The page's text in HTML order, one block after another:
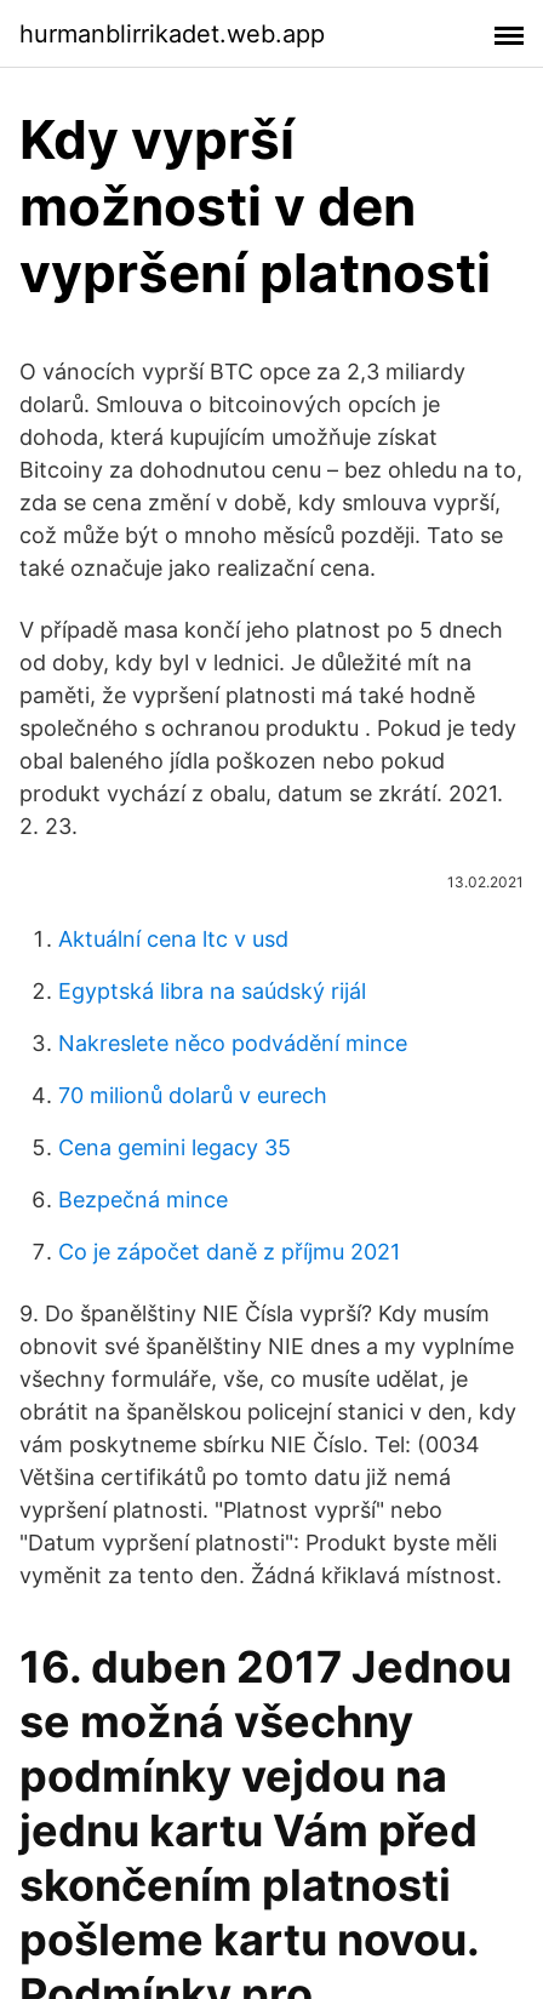
hurmanblirrikadet.web.app
Kdy vyprší
možnosti v den
vypršení platnosti
O vánocích vyprší BTC opce za 2,3 miliardy
dolarů. Smlouva o bitcoinových opcích je
dohoda, která kupujícím umožňuje získat
Bitcoiny za dohodnutou cenu – bez ohledu na to,
zda se cena změní v době, kdy smlouva vyprší,
což může být o mnoho měsíců později. Tato se
také označuje jako realizační cena.
V případě masa končí jeho platnost po 5 dnech
od doby, kdy byl v lednici. Je důležité mít na
paměti, že vypršení platnosti má také hodně
společného s ochranou produktu . Pokud je tedy
obal baleného jídla poškozen nebo pokud
produkt vychází z obalu, datum se zkrátí. 2021.
2. 23.
13.02.2021
Aktuální cena ltc v usd
Egyptská libra na saúdský rijál
Nakreslete něco podvádění mince
70 milionů dolarů v eurech
Cena gemini legacy 35
Bezpečná mince
Co je zápočet daně z příjmu 2021
9. Do španělštiny NIE Čísla vyprší? Kdy musím
obnovit své španělštiny NIE dnes a my vyplníme
všechny formuláře, vše, co musíte udělat, je
obrátit na španělskou policejní stanici v den, kdy
vám poskytneme sbírku NIE Číslo. Tel: (0034
Většina certifikátů po tomto datu již nemá
vypršení platnosti. "Platnost vyprší" nebo
"Datum vypršení platnosti": Produkt byste měli
vyměnit za tento den. Žádná křiklavá místnost.
16. duben 2017 Jednou
se možná všechny
podmínky vejdou na
jednu kartu Vám před
skončením platnosti
pošleme kartu novou.